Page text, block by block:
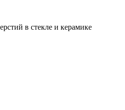
в стекле и керамике